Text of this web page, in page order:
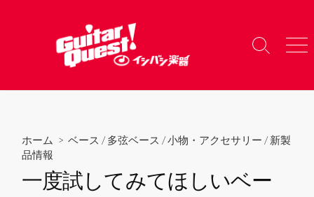
へ
検
り
メ
ー
ホーム > ベース /多弦ベース /小物・アクセサリー /新製
品情報
一度試してみてほしいベー